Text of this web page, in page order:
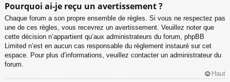
Pourquoi ai-je reçu un avertissement ?
Chaque forum a son propre ensemble de règles. Si vous ne respectez pas
une de ces règles, vous recevrez un avertissement. Veuillez noter que
cette décision n’appartient qu’aux administrateurs du forum, phpBB
Limited n’est en aucun cas responsable du règlement instauré sur cet
espace. Pour plus d’informations, veuillez contacter un administrateur du
forum.
Haut